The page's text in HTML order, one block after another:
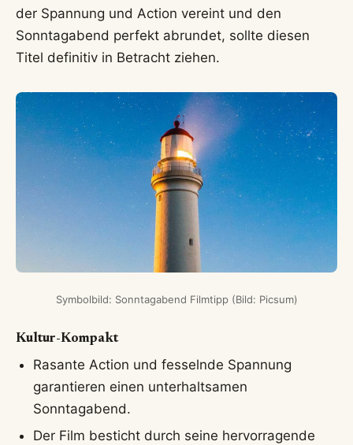
der Spannung und Action vereint und den
Sonntagabend perfekt abrundet, sollte diesen
Titel definitiv in Betracht ziehen.
Symbolbild: Sonntagabend Filmtipp (Bild: Picsum)
Kultur-Kompakt
Rasante Action und fesselnde Spannung
garantieren einen unterhaltsamen
Sonntagabend.
Der Film besticht durch seine hervorragende